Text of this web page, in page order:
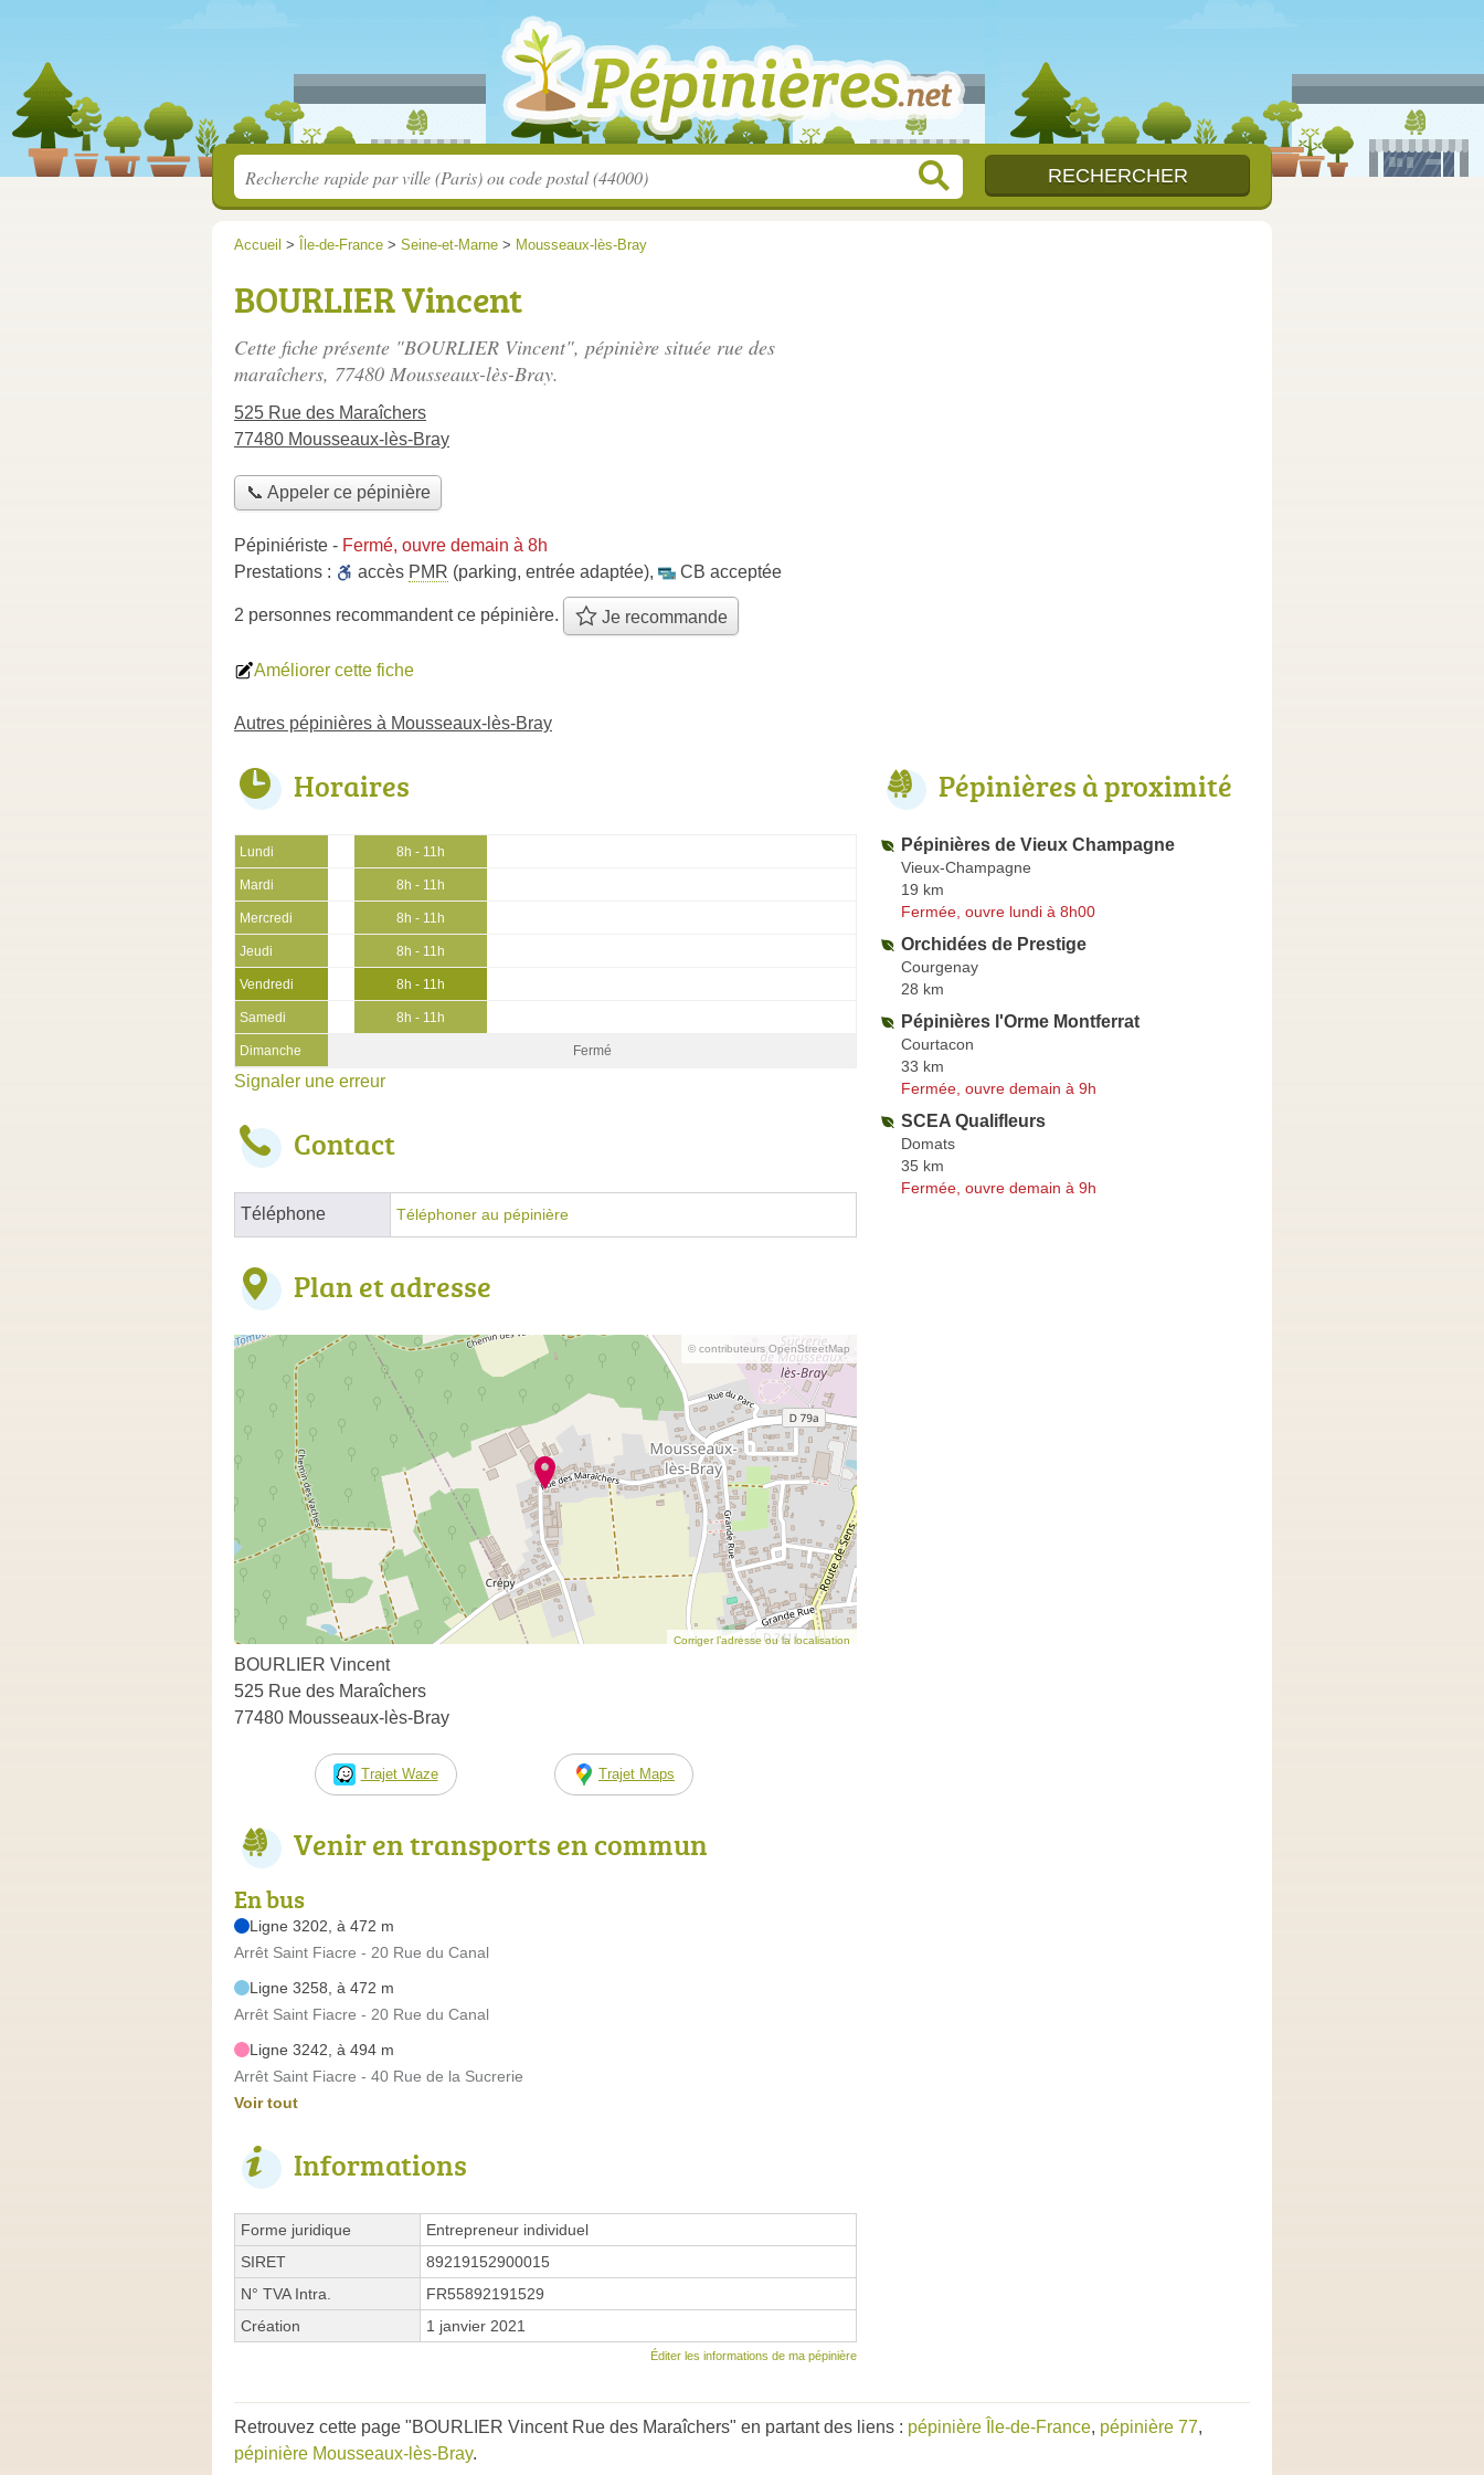
Accueil > Île-de-France > Seine-et-Marne > Mousseaux-lès-Bray
BOURLIER Vincent
Cette fiche présente "BOURLIER Vincent", pépinière située rue des
maraîchers, 77480 Mousseaux-lès-Bray.
525 Rue des Maraîchers
77480 Mousseaux-lès-Bray
📞 Appeler ce pépinière
Pépiniériste - Fermé, ouvre demain à 8h
Prestations :
accès PMR (parking, entrée adaptée), CB acceptée
2 personnes recommandentce pépinière. Je recommande
Améliorer cette fiche
Autres pépinières à Mousseaux-lès-Bray
Horaires
Lundi 8h - 11h
Mardi 8h - 11h
Mercredi 8h - 11h
Jeudi 8h - 11h
Vendredi 8h - 11h
Samedi 8h - 11h
Dimanche Fermé
Signaler une erreur
Contact
Téléphone Téléphoner au pépinière
Plan et adresse
© contributeurs OpenStreetMap
Corriger l’adresse ou la localisation
BOURLIER Vincent
525 Rue des Maraîchers
77480 Mousseaux-lès-Bray
Trajet Waze Trajet Maps
Venir en transports en commun
En bus
Ligne 3202, à 472 m
Arrêt Saint Fiacre - 20 Rue du Canal
Ligne 3258, à 472 m
Arrêt Saint Fiacre - 20 Rue du Canal
Ligne 3242, à 494 m
Arrêt Saint Fiacre - 40 Rue de la Sucrerie
Voir tout
Informations
Forme juridique
Entrepreneur individuel
SIRET
89219152900015
N° TVA Intra.
FR55892191529
Création
1 janvier 2021
Éditer les informations de ma pépinière
Pépinières à proximité
Pépinières de Vieux Champagne
Vieux-Champagne
19 km
Fermée, ouvre lundi à 8h00
Orchidées de Prestige
Courgenay
28 km
Pépinières l'Orme Montferrat
Courtacon
33 km
Fermée, ouvre demain à 9h
SCEA Qualifleurs
Domats
35 km
Fermée, ouvre demain à 9h
Retrouvez cette page "BOURLIER Vincent Rue des Maraîchers" en partant des liens : pépinière Île-de-France, pépinière 77,
pépinière Mousseaux-lès-Bray.